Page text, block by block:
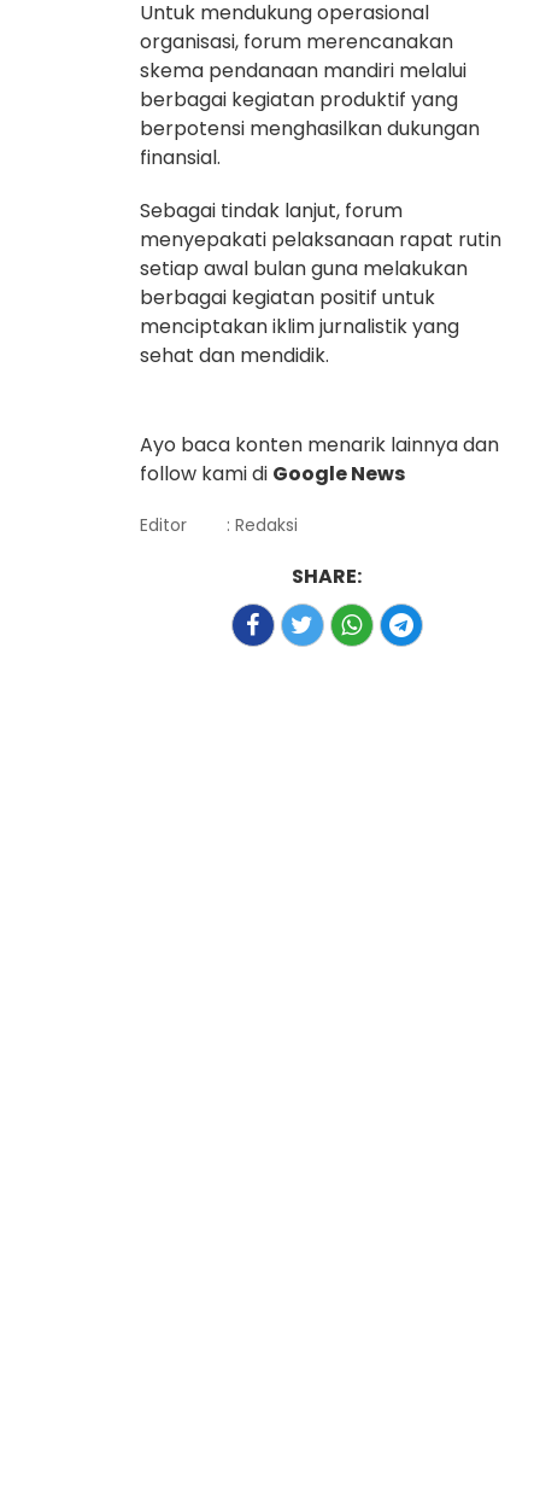
Untuk mendukung operasional
organisasi, forum merencanakan
skema pendanaan mandiri melalui
berbagai kegiatan produktif yang
berpotensi menghasilkan dukungan
finansial.
Sebagai tindak lanjut, forum
menyepakati pelaksanaan rapat rutin
setiap awal bulan guna melakukan
berbagai kegiatan positif untuk
menciptakan iklim jurnalistik yang
sehat dan mendidik.
Ayo baca konten menarik lainnya dan
follow kami di Google News
Editor : Redaksi
SHARE: